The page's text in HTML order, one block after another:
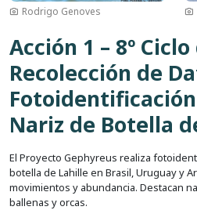
Rodrigo Genoves
Acción 1 – 8º Ciclo
Recolección de
Nariz de Botella
El Proyecto Gephyreus realiza
botella de Lahille en Brasil, Uruguay y
movimientos y abundancia. Destacan
ballenas y orcas.